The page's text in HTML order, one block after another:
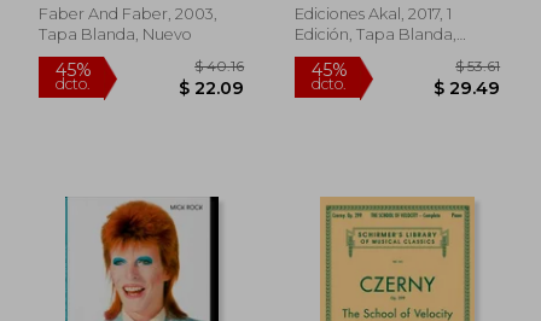
dcto. $ 30.31
45%
dcto. $
Faber And Faber, 2003,
Tapa Blanda, Nuevo
Ediciones Akal, 2017, 1
Edición, Tapa Blanda,
Nuevo